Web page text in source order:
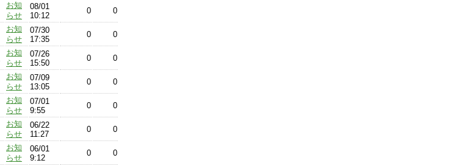
お知
らせ
08/01
10:12
0 0
お知
らせ
07/30
17:35
0 0
お知
らせ
07/26
15:50
0 0
お知
らせ
07/09
13:05
0 0
お知
らせ
07/01
9:55
0 0
お知
らせ
06/22
11:27
0 0
お知
らせ
06/01
9:12
0 0